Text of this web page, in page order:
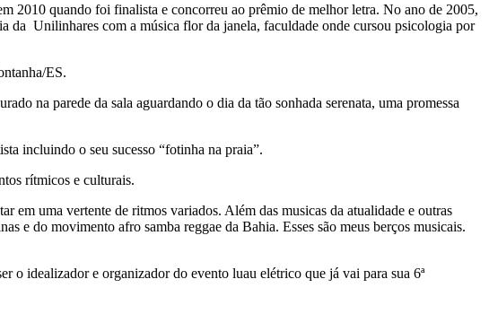
2010 quando foi finalista e concorreu ao prêmio de melhor letra. No ano de 2005,
da Unilinhares com a música flor da janela, faculdade onde cursou psicologia por
ES.
na parede da sala aguardando o dia da tão sonhada serenata, uma promessa
incluindo o seu sucesso “fotinha na praia”.
rítmicos e culturais.
em uma vertente de ritmos variados. Além das musicas da atualidade e outras
e do movimento afro samba reggae da Bahia. Esses são meus berços musicais.
o idealizador e organizador do evento luau elétrico que já vai para sua 6ª